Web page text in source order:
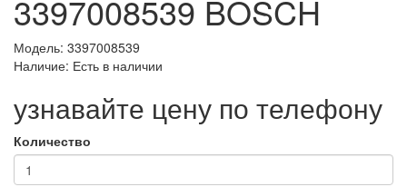
3397008539 BOSCH
Модель: 3397008539
Наличие: Есть в наличии
узнавайте цену по телефону
Количество